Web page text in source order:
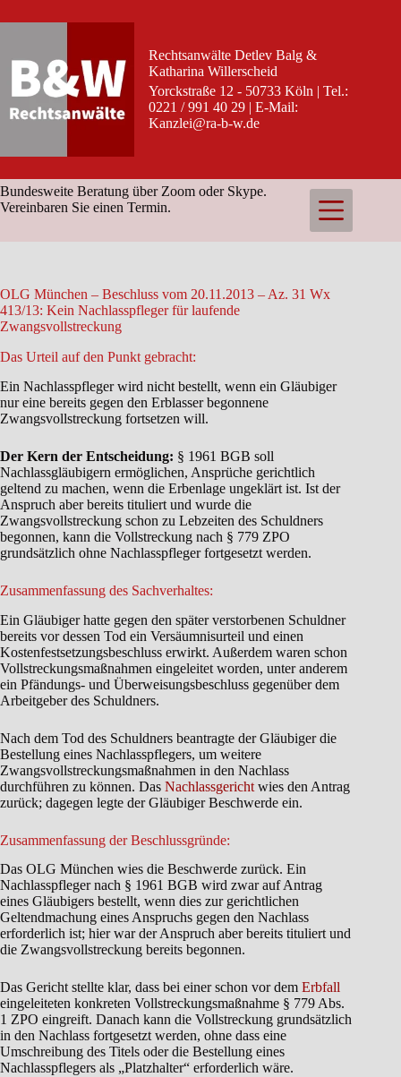
Inhalt
Rechtsanwälte Detlev Balg &
Katharina Willerscheid
Yorckstraße 12 - 50733 Köln | Tel.:
0221 / 991 40 29 | E-Mail:
Kanzlei@ra-b-w.de
Bundesweite Beratung über Zoom oder Skype.
Vereinbaren Sie einen Termin.
OLG München – Beschluss vom 20.11.2013 – Az. 31 Wx
413/13: Kein Nachlasspfleger für laufende
Zwangsvollstreckung
Das Urteil auf den Punkt gebracht:
Ein Nachlasspfleger wird nicht bestellt, wenn ein Gläubiger
nur eine bereits gegen den Erblasser begonnene
Zwangsvollstreckung fortsetzen will.
Der Kern der Entscheidung: § 1961 BGB soll
Nachlassgläubigern ermöglichen, Ansprüche gerichtlich
geltend zu machen, wenn die Erbenlage ungeklärt ist. Ist der
Anspruch aber bereits tituliert und wurde die
Zwangsvollstreckung schon zu Lebzeiten des Schuldners
begonnen, kann die Vollstreckung nach § 779 ZPO
grundsätzlich ohne Nachlasspfleger fortgesetzt werden.
Zusammenfassung des Sachverhaltes:
Ein Gläubiger hatte gegen den später verstorbenen Schuldner
bereits vor dessen Tod ein Versäumnisurteil und einen
Kostenfestsetzungsbeschluss erwirkt. Außerdem waren schon
Vollstreckungsmaßnahmen eingeleitet worden, unter anderem
ein Pfändungs- und Überweisungsbeschluss gegenüber dem
Arbeitgeber des Schuldners.
Nach dem Tod des Schuldners beantragte der Gläubiger die
Bestellung eines Nachlasspflegers, um weitere
Zwangsvollstreckungsmaßnahmen in den Nachlass
durchführen zu können. Das Nachlassgericht wies den Antrag
zurück; dagegen legte der Gläubiger Beschwerde ein.
Zusammenfassung der Beschlussgründe:
Das OLG München wies die Beschwerde zurück. Ein
Nachlasspfleger nach § 1961 BGB wird zwar auf Antrag
eines Gläubigers bestellt, wenn dies zur gerichtlichen
Geltendmachung eines Anspruchs gegen den Nachlass
erforderlich ist; hier war der Anspruch aber bereits tituliert und
die Zwangsvollstreckung bereits begonnen.
Das Gericht stellte klar, dass bei einer schon vor dem Erbfall
eingeleiteten konkreten Vollstreckungsmaßnahme § 779 Abs.
1 ZPO eingreift. Danach kann die Vollstreckung grundsätzlich
in den Nachlass fortgesetzt werden, ohne dass eine
Umschreibung des Titels oder die Bestellung eines
Nachlasspflegers als „Platzhalter“ erforderlich wäre.